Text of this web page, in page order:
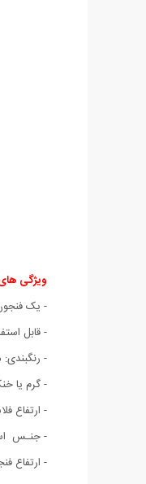
ویژگی
- یک
- قابل
-
- گرم یا خنک
- ارتفاع فلاسک 23.5 سانت
- جنـس استـیل
- ارتفاع فنجون 6 سانت